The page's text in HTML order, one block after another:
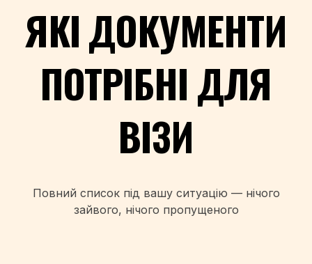
ЯКІ ДОКУМЕНТИ
ПОТРІБНІ ДЛЯ
ВІЗИ
Повний список під вашу ситуацію — нічого
зайвого, нічого пропущеного